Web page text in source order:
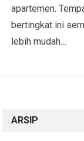
apartemen.
bertingkat ini
lebih mudah…
ARSIP